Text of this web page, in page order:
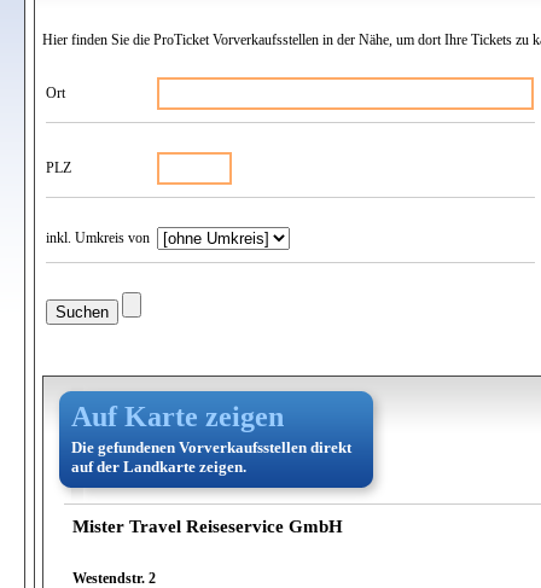
Hier finden Sie die ProTicket Vorverkaufsstellen in der Nähe, um dort Ihre Tickets zu
Ort
PLZ
inkl. Umkreis von
Auf Karte zeigen
Die gefundenen Vorverkaufsstellen direkt
auf der Landkarte zeigen.
Mister Travel Reiseservice GmbH
Westendstr. 2